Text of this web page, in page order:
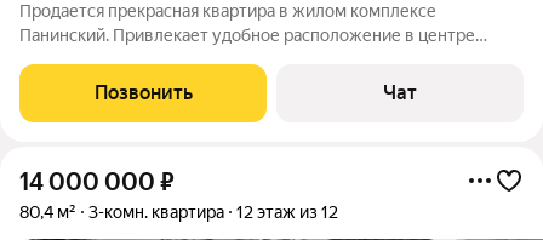
Продается прекрасная квартира в жилом комплексе
Панинский. Привлекает удобное расположение в центре
расположен знаменитый сквер Корчагинский. Удобные
транспортные развязки до центра пятнадцать
Позвонить Чат
14 000 000 ₽
80,4 м² 3-комн. квартира 12 этаж из 12